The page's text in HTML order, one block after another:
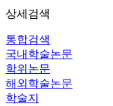
상세검색
통합검색
국내학술논문
학위논문
해외학술논문
학술지